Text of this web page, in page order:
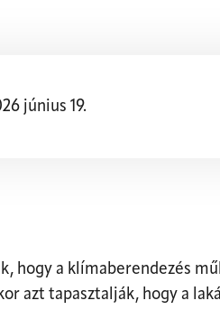
június 19.
hogy a klímaberendezés
azt tapasztalják, hogy a